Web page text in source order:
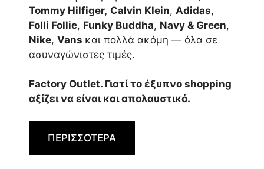
Tommy Hilfiger, Calvin Klein, Adidas,
Folli Follie, Funky Buddha, Navy & Green,
Nike, Vans και πολλά ακόμη — όλα σε
ασυναγώνιστες τιμές.
Factory Outlet. Γιατί το έξυπνο shopping
αξίζει να είναι και απολαυστικό.
ΠΕΡΙΣΣΟΤΕΡΑ